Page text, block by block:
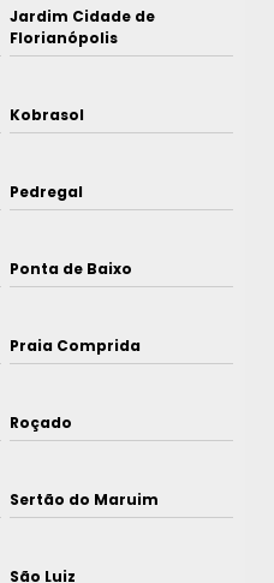
Jardim Cidade de
Florianópolis
Kobrasol
Pedregal
Ponta de Baixo
Praia Comprida
Roçado
Sertão do Maruim
São Luiz